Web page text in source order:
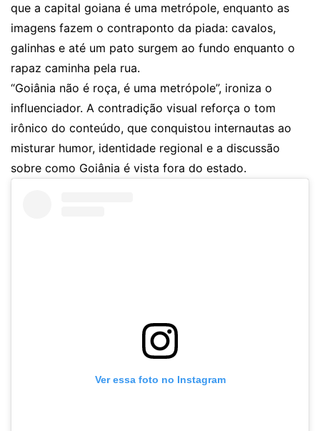
que a capital goiana é uma metrópole, enquanto as
imagens fazem o contraponto da piada: cavalos,
galinhas e até um pato surgem ao fundo enquanto o
rapaz caminha pela rua.
“Goiânia não é roça, é uma metrópole”, ironiza o
influenciador. A contradição visual reforça o tom
irônico do conteúdo, que conquistou internautas ao
misturar humor, identidade regional e a discussão
sobre como Goiânia é vista fora do estado.
Ver essa foto no Instagram